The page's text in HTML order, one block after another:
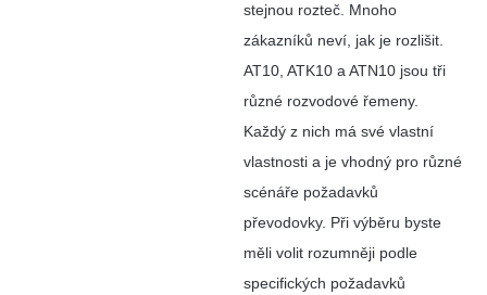
stejnou rozteč. Mnoho
zákazníků neví, jak je rozlišit.
AT10, ATK10 a ATN10 jsou tři
různé rozvodové řemeny.
Každý z nich má své vlastní
vlastnosti a je vhodný pro různé
scénáře požadavků
převodovky. Při výběru byste
měli volit rozumněji podle
specifických požadavků